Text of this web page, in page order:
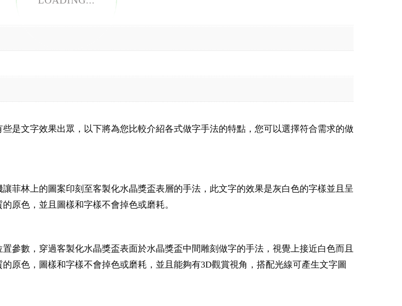
是文字效果出眾，以下將為您比較介紹各式做字手法的特點，您可以選擇符合需求的做
菲林上的圖案印刻至客製化水晶獎盃表層的手法，此文字的效果是灰白色的字樣並且呈
原色，並且圖樣和字樣不會掉色或磨耗。
參數，穿過客製化水晶獎盃表面於水晶獎盃中間雕刻做字的手法，視覺上接近白色而且
原色，圖樣和字樣不會掉色或磨耗，並且能夠有3D觀賞視角，搭配光線可產生文字圖